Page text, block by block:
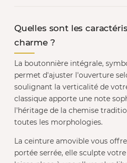
Quelles sont les
charme ?
La boutonnière intégrale,
permet d'ajuster l'ouverture
soulignant la verticalité de
classique apporte une note
l'héritage de la chemise
toutes les morphologies.
La ceinture amovible vous
portée serrée, elle sculpte